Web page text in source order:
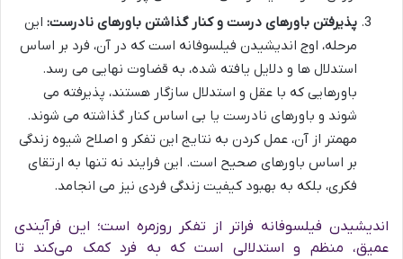
پذیرفتن باورهای درست و کنار گذاشتن باورهای نادرست: این
مرحله، اوج اندیشیدن فیلسوفانه است که در آن، فرد بر اساس
استدلال ها و دلایل یافته شده، به قضاوت نهایی می رسد.
باورهایی که با عقل و استدلال سازگار هستند، پذیرفته می
شوند و باورهای نادرست یا بی اساس کنار گذاشته می شوند.
مهمتر از آن، عمل کردن به نتایج این تفکر و اصلاح شیوه زندگی
بر اساس باورهای صحیح است. این فرایند نه تنها به ارتقای
فکری، بلکه به بهبود کیفیت زندگی فردی نیز می انجامد.
اندیشیدن فیلسوفانه فراتر از تفکر روزمره است؛ این فرآیندی
عمیق، منظم و استدلالی است که به فرد کمک می‌کند تا